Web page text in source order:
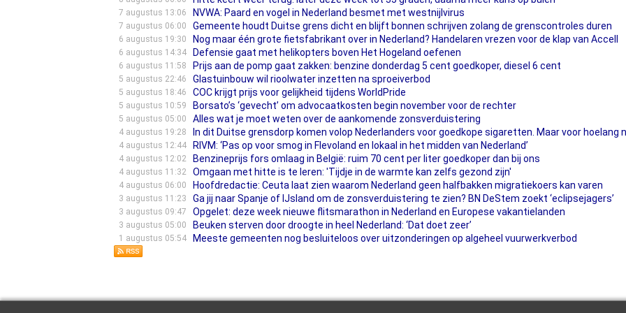
7 augustus 13:06 NVWA: Paard en vogel in Nederland besmet met westnijlvirus
7 augustus 06:00 Gemeente houdt Duitse grens dicht en blijft bonnen schrijven zolang de grenscontroles duren
6 augustus 19:30 Nog maar één grote fietsfabrikant over in Nederland? Handelaren vrezen voor de klap van Accell
6 augustus 14:34 Defensie gaat met helikopters boven Het Hogeland oefenen
6 augustus 11:58 Prijs aan de pomp gaat zakken: benzine donderdag 5 cent goedkoper, diesel 6 cent
5 augustus 22:46 Glastuinbouw wil rioolwater inzetten na sproeiverbod
5 augustus 18:46 COC krijgt prijs voor gelijkheid tijdens WorldPride
5 augustus 10:59 Borsato’s ‘gevecht’ om advocaatkosten begin november voor de rechter
5 augustus 05:00 Alles wat je moet weten over de aankomende zonsverduistering
4 augustus 19:28 In dit Duitse grensdorp komen volop Nederlanders voor goedkope sigaretten. Maar voor hoelang
4 augustus 12:44 RIVM: ‘Pas op voor smog in Flevoland en lokaal in het midden van Nederland’
4 augustus 12:02 Benzineprijs fors omlaag in België: ruim 70 cent per liter goedkoper dan bij ons
4 augustus 11:32 Omgaan met hitte is te leren: 'Tijdje in de warmte kan zelfs gezond zijn'
4 augustus 06:00 Hoofdredactie: Ceuta laat zien waarom Nederland geen halfbakken migratiekoers kan varen
3 augustus 11:23 Ga jij naar Spanje of IJsland om de zonsverduistering te zien? BN DeStem zoekt ‘eclipsejagers’
3 augustus 09:47 Opgelet: deze week nieuwe flitsmarathon in Nederland en Europese vakantielanden
3 augustus 05:00 Beuken sterven door droogte in heel Nederland: ‘Dat doet zeer’
1 augustus 05:54 Meeste gemeenten nog besluiteloos over uitzonderingen op algeheel vuurwerkverbod